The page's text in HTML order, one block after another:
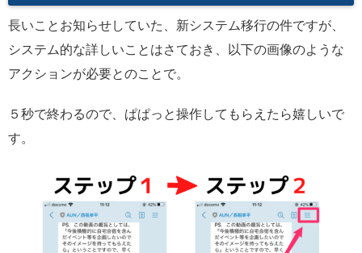
長いことお知らせしていた、新システム移行の件ですが、
システム的な詳しいことはさておき、以下の画像のような
アクションが必要とのことで。
５秒で終わるので、ぱぱっと操作してもらえたら嬉しいで
す。